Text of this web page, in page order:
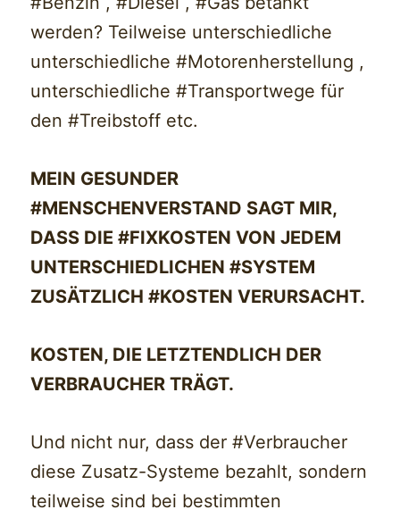
werden? Teilweise unterschiedliche
unterschiedliche #Motorenherstellung ,
unterschiedliche #Transportwege für
den #Treibstoff etc.
MEIN GESUNDER
#MENSCHENVERSTAND SAGT MIR,
DASS DIE #FIXKOSTEN VON JEDEM
UNTERSCHIEDLICHEN #SYSTEM
ZUSÄTZLICH #KOSTEN VERURSACHT.
KOSTEN, DIE LETZTENDLICH DER
VERBRAUCHER TRÄGT.
Und nicht nur, dass der #Verbraucher
diese Zusatz-Systeme bezahlt, sondern
teilweise sind bei bestimmten